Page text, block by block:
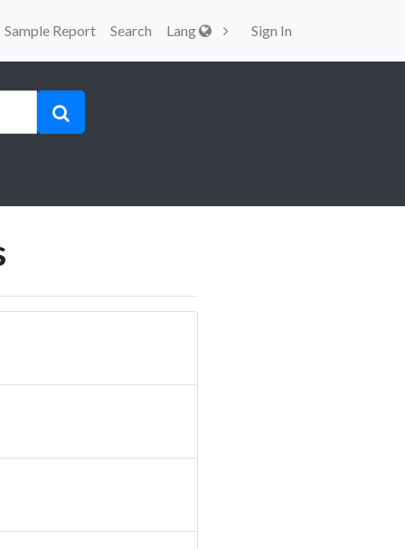
Sample Report Search Lang Sign In